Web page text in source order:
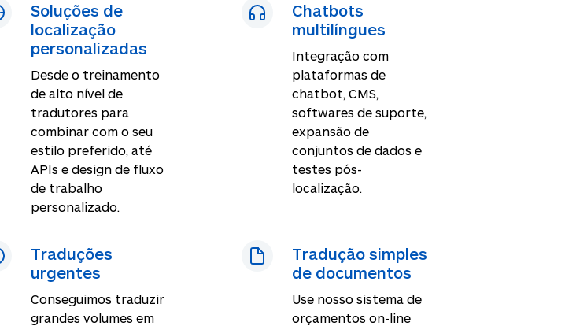
Soluções de
localização
personalizadas
Desde o treinamento
de alto nível de
tradutores para
combinar com o seu
estilo preferido, até
APIs e design de fluxo
de trabalho
personalizado.
Chatbots
multilíngues
Integração com
plataformas de
chatbot, CMS,
softwares de suporte,
expansão de
conjuntos de dados e
testes pós-
localização.
Traduções
urgentes
Conseguimos traduzir
grandes volumes em
Tradução simples
de documentos
Use nosso sistema de
orçamentos on-line